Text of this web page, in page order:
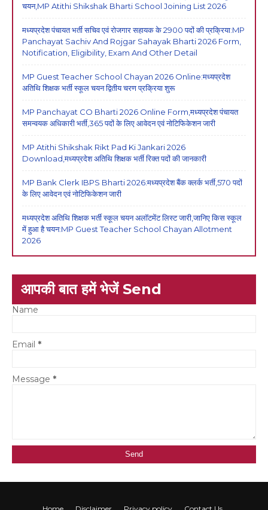
चयन,MP Atithi Shikshak Bharti School Joining List 2026
मध्यप्रदेश पंचायत भर्ती सचिव एवं रोजगार सहायक के 2900 पदों की प्रक्रिया:MP
Panchayat Sachiv And Rojgar Sahayak Bharti 2026 Form,
Notification, Eligibility, Exam And Other Detail
MP Guest Teacher School Chayan 2026 Online:मध्यप्रदेश
अतिथि शिक्षक भर्ती स्कूल चयन द्वितीय चरण प्रक्रिया शुरू
MP Panchayat CO Bharti 2026 Online Form,मध्यप्रदेश पंचायत
समन्वयक अधिकारी भर्ती,365 पदों के लिए आवेदन एवं नोटिफिकेशन जारी
MP Atithi Shikshak Rikt Pad Ki Jankari 2026
Download,मध्यप्रदेश अतिथि शिक्षक भर्ती रिक्त पदों की जानकारी
MP Bank Clerk IBPS Bharti 2026:मध्यप्रदेश बैंक क्लर्क भर्ती,570 पदों
के लिए आवेदन एवं नोटिफिकेशन जारी
मध्यप्रदेश अतिथि शिक्षक भर्ती स्कूल चयन अलॉटमेंट लिस्ट जारी,जानिए किस स्कूल
में हुआ है चयन:MP Guest Teacher School Chayan Allotment
2026
आपकी बात हमें भेजें Send
Name
Email *
Message *
Home Disclaimer Privacy policy Contact Us